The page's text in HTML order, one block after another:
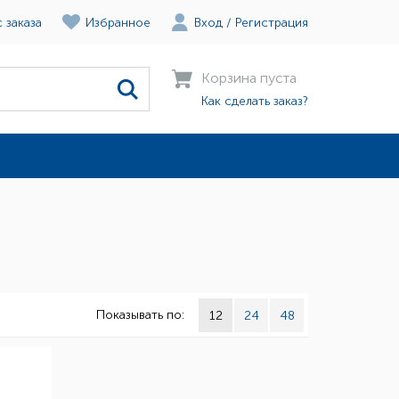
Избранное Вход / Регистрация
Корзина пуста
Как сделать заказ?
Показывать по: 12 24 48